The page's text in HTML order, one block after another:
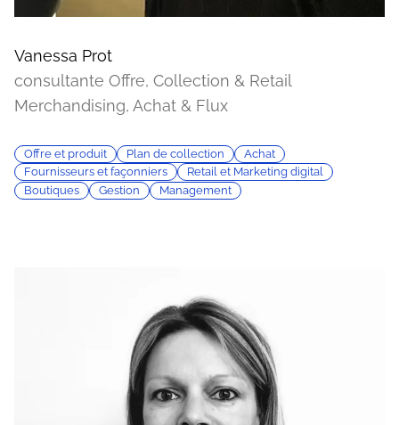
Vanessa Prot
consultante Offre, Collection & Retail
Merchandising, Achat & Flux
Offre et produit Plan de collection
Achat
Fournisseurs et façonniers
Retail et Marketing digital
Boutiques
Gestion Management